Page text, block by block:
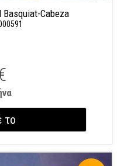
Basquiat-Cabeza
το